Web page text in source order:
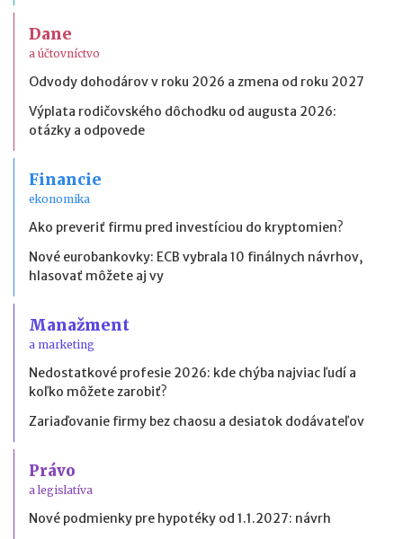
Dane
a účtovníctvo
Odvody dohodárov v roku 2026 a zmena od roku 2027
Výplata rodičovského dôchodku od augusta 2026:
otázky a odpovede
Financie
ekonomika
Ako preveriť firmu pred investíciou do kryptomien?
Nové eurobankovky: ECB vybrala 10 finálnych návrhov,
hlasovať môžete aj vy
Manažment
a marketing
Nedostatkové profesie 2026: kde chýba najviac ľudí a
koľko môžete zarobiť?
Zariaďovanie firmy bez chaosu a desiatok dodávateľov
Právo
a legislatíva
Nové podmienky pre hypotéky od 1.1.2027: návrh